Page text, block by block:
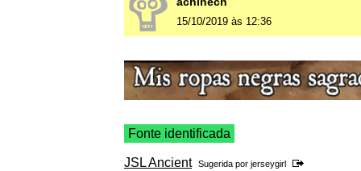
15/10/2019 às 12:36
Fonte identificada
JSL Ancient Sugerida por jerseygirl